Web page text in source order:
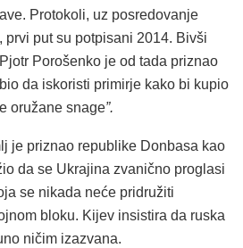
Protokoli, uz posredovanje
prvi put su potpisani 2014. Bivši
​​Porošenko je od tada priznao
da iskoristi primirje kako bi kupio
oružane snage”.
je priznao republike Donbasa kao
da se Ukrajina zvanično proglasi
se nikada neće pridružiti
bloku. Kijev insistira da ruska
ničim izazvana.